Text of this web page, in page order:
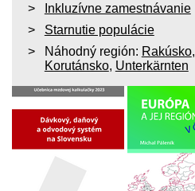
Inkluzívne zamestnávanie
Starnutie populácie
Náhodný región: Rakúsko,
Korutánsko, Unterkärnten